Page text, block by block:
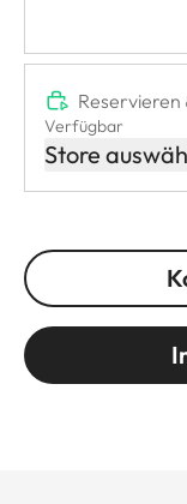
Reservieren
Verfügbar
Store